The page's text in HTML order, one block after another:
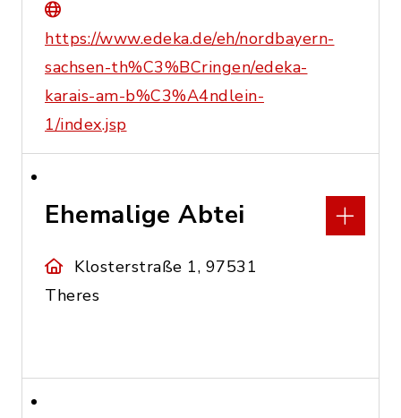
https://www.edeka.de/eh/nordbayern-
sachsen-th%C3%BCringen/edeka-
karais-am-b%C3%A4ndlein-
1/index.jsp
Ehemalige Abtei
Klosterstraße 1, 97531
Theres